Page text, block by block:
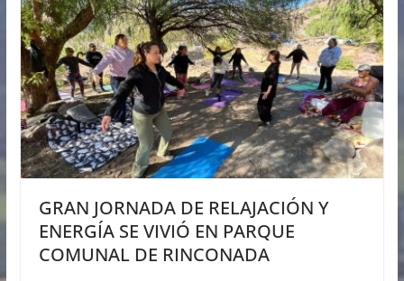
GRAN JORNADA DE RELAJACIÓN Y
ENERGÍA SE VIVIÓ EN PARQUE
COMUNAL DE RINCONADA